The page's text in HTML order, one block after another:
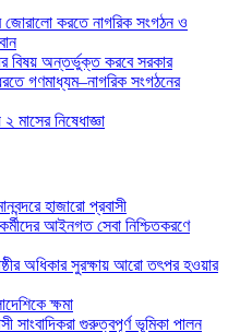
জোরালো করতে নাগরিক সংগঠন ও
বিষয় অন্তর্ভুক্ত করবে সরকার
গণমাধ্যম–নাগরিক সংগঠনের
মাসের নিষেধাজ্ঞা
হাজারো প্রবাসী
আইনগত সেবা নিশ্চিতকরণে
অধিকার সুরক্ষায় আরো তৎপর হওয়ার
ক্ষমা
সাংবাদিকরা গুরুত্বপূর্ণ ভূমিকা পালন